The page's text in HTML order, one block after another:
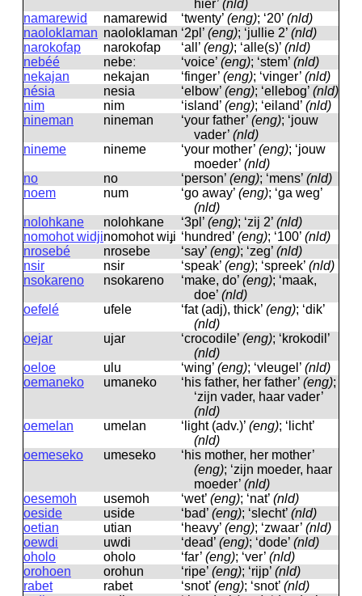
hier’ (nld)
namarewid
namarewid ‘twenty’ (eng); ‘20’ (nld)
naoloklaman naoloklaman ‘2pl’ (eng); ‘jullie 2’ (nld)
narokofap
narokofap ‘all’ (eng); ‘alle(s)’ (nld)
nebéé
nebeː ‘voice’ (eng); ‘stem’ (nld)
nekajan
nekajan ‘finger’ (eng); ‘vinger’ (nld)
nésia
nesia ‘elbow’ (eng); ‘ellebog’ (nld)
nim
nim ‘island’ (eng); ‘eiland’ (nld)
nineman
nineman ‘your father’ (eng); ‘jouw
vader’ (nld)
nineme
nineme ‘your mother’ (eng); ‘jouw
moeder’ (nld)
no
no ‘person’ (eng); ‘mens’ (nld)
noem
num ‘go away’ (eng); ‘ga weg’
(nld)
nolohkane
nolohkane ‘3pl’ (eng); ‘zij 2’ (nld)
nomohot widjinomohot wiɟi ‘hundred’ (eng); ‘100’ (nld)
nrosebé
nrosebe ‘say’ (eng); ‘zeg’ (nld)
nsir
nsir ‘speak’ (eng); ‘spreek’ (nld)
nsokareno
nsokareno ‘make, do’ (eng); ‘maak,
doe’ (nld)
oefelé
ufele ‘fat (adj), thick’ (eng); ‘dik’
(nld)
oejar
ujar ‘crocodile’ (eng); ‘krokodil’
(nld)
oeloe
ulu ‘wing’ (eng); ‘vleugel’ (nld)
oemaneko
umaneko ‘his father, her father’ (eng);
‘zijn vader, haar vader’
(nld)
oemelan
umelan ‘light (adv.)’ (eng); ‘licht’
(nld)
oemeseko
umeseko
‘his mother, her mother’
(eng); ‘zijn moeder, haar
moeder’ (nld)
oesemoh
usemoh ‘wet’ (eng); ‘nat’ (nld)
oeside
uside ‘bad’ (eng); ‘slecht’ (nld)
oetian
utian ‘heavy’ (eng); ‘zwaar’ (nld)
oewdi
uwdi ‘dead’ (eng); ‘dode’ (nld)
oholo
oholo ‘far’ (eng); ‘ver’ (nld)
orohoen
orohun ‘ripe’ (eng); ‘rijp’ (nld)
rabet
rabet ‘snot’ (eng); ‘snot’ (nld)